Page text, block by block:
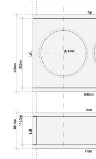
Ø237мм
185.5мм 147.5мм
400мм 362мм
Top
Bottom
Rear
Front
Left
Left